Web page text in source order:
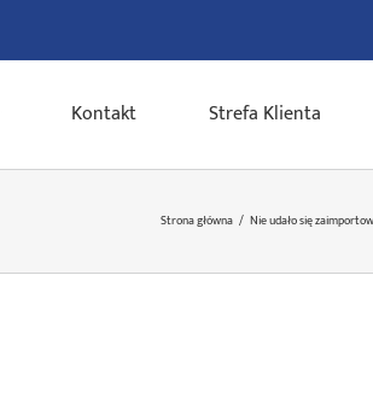
Kontakt Strefa Klienta
Strona główna / Nie udało się